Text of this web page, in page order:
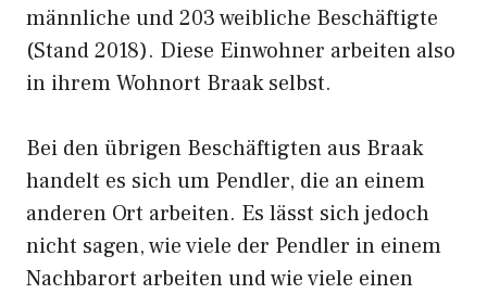
männliche und 203 weibliche Beschäftigte
(Stand 2018). Diese Einwohner arbeiten also
in ihrem Wohnort Braak selbst.
Bei den übrigen Beschäftigten aus Braak
handelt es sich um Pendler, die an einem
anderen Ort arbeiten. Es lässt sich jedoch
nicht sagen, wie viele der Pendler in einem
Nachbarort arbeiten und wie viele einen